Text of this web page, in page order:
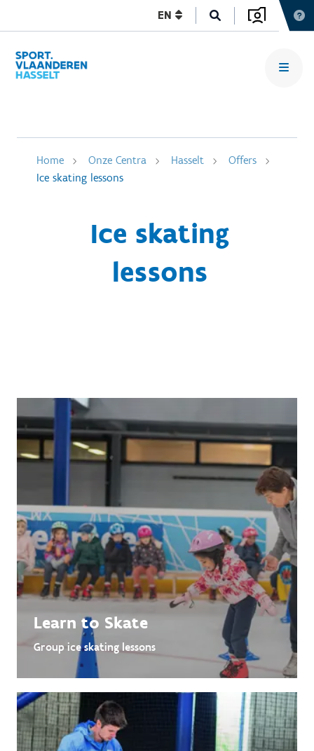
EN
Home Onze Centra Hasselt
Offers
Ice skating lessons
Ice skating
lessons
Learn to Skate
Group ice skating lessons